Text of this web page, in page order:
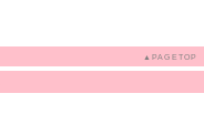
▲PAGETOP